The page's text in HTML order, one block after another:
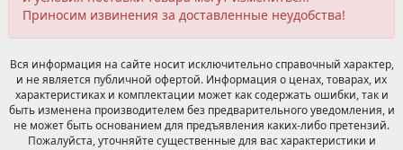
Приносим извинения за доставленные неудобства!
Вся информация на сайте носит исключительно справочный характер,
и не является публичной офертой. Информация о ценах, товарах, их
характеристиках и комплектации может как содержать ошибки, так и
быть изменена производителем без предварительного уведомления, и
не может быть основанием для предъявления каких-либо претензий.
Пожалуйста, уточняйте существенные для вас характеристики и